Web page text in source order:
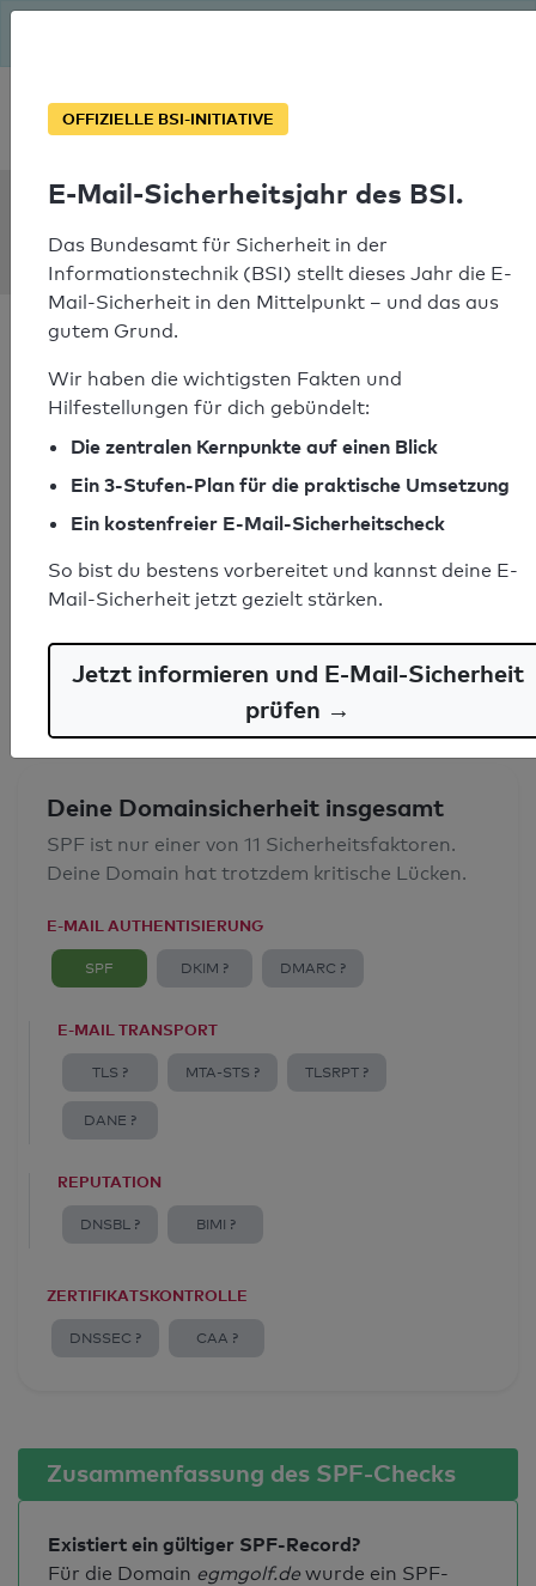
Soforthilfe bei Notfällen
egmgolf.de
SPF-Check bestanden
Ihr SPF-Record Prüfergebnis
Syntaxprüfung: 0 Fehler
E-Mail-Spoofingschutz: Gut
Deine Domainsicherheit insgesamt
SPF ist nur einer von 11 Sicherheitsfaktoren.
Deine Domain hat trotzdem kritische Lücken.
E-MAIL AUTHENTISIERUNG
SPF DKIM ? DMARC ?
E-MAIL TRANSPORT
TLS ? MTA-STS ? TLSRPT ?
DANE ?
REPUTATION
DNSBL ? BIMI ?
ZERTIFIKATSKONTROLLE
DNSSEC ? CAA ?
Zusammenfassung des SPF-Checks
Existiert ein gültiger SPF-Record?
Für die Domain egmgolf.de wurde ein SPF-
OFFIZIELLE BSI-INITIATIVE
E-Mail-Sicherheitsjahr des BSI.
Das Bundesamt für Sicherheit in der
Informationstechnik (BSI) stellt dieses Jahr die E-
Mail-Sicherheit in den Mittelpunkt – und das aus
gutem Grund.
Wir haben die wichtigsten Fakten und
Hilfestellungen für dich gebündelt:
Die zentralen Kernpunkte auf einen Blick
Ein 3-Stufen-Plan für die praktische Umsetzung
Ein kostenfreier E-Mail-Sicherheitscheck
So bist du bestens vorbereitet und kannst deine E-
Mail-Sicherheit jetzt gezielt stärken.
Jetzt informieren und E-Mail-Sicherheit
prüfen →